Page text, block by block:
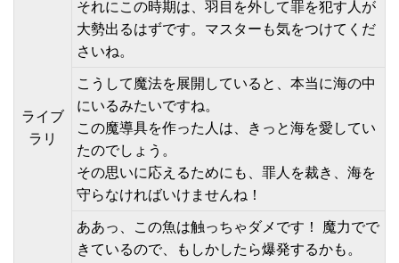
ライブ
ラリ
それにこの時期は、羽目を外して罪を犯す人が
大勢出るはずです。マスターも気をつけてくだ
さいね。
こうして魔法を展開していると、本当に海の中
にいるみたいですね。
この魔導具を作った人は、きっと海を愛してい
たのでしょう。
その思いに応えるためにも、罪人を裁き、海を
守らなければいけませんね！
ああっ、この魚は触っちゃダメです！ 魔力でで
きているので、もしかしたら爆発するかも。